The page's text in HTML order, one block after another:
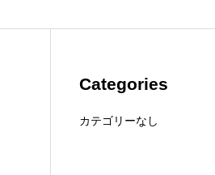
Categories
カテゴリーなし